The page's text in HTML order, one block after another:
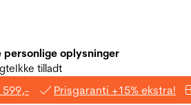
oplysninger
Ikke tilladt
Prisgaranti +15% ekstra!